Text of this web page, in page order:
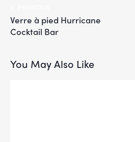
Verre à pied Hurricane
Cocktail Bar
You May Also Like